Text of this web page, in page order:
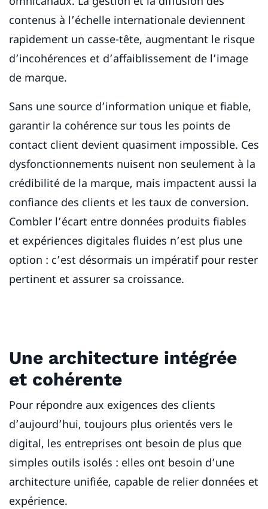
contenus à l’échelle internationale deviennent
rapidement un casse-tête, augmentant le risque
d’incohérences et d’affaiblissement de l’image
de marque.
Sans une source d’information unique et fiable,
garantir la cohérence sur tous les points de
contact client devient quasiment impossible. Ces
dysfonctionnements nuisent non seulement à la
crédibilité de la marque, mais impactent aussi la
confiance des clients et les taux de conversion.
Combler l’écart entre données produits fiables
et expériences digitales fluides n’est plus une
option : c’est désormais un impératif pour rester
pertinent et assurer sa croissance.
Une architecture intégrée
et cohérente
Pour répondre aux exigences des clients
d’aujourd’hui, toujours plus orientés vers le
digital, les entreprises ont besoin de plus que
simples outils isolés : elles ont besoin d’une
architecture unifiée, capable de relier données et
expérience.